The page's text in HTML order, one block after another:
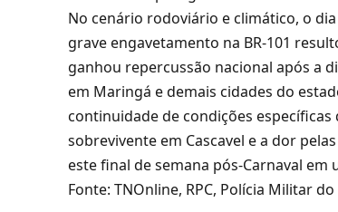
No cenário rodoviário e climático, o
grave engavetamento na BR-101
ganhou repercussão nacional após a
em Maringá e demais cidades do
continuidade de condições
sobrevivente em Cascavel e a dor
este final de semana pós-Carnaval
Fonte: TNOnline, RPC, Polícia Militar